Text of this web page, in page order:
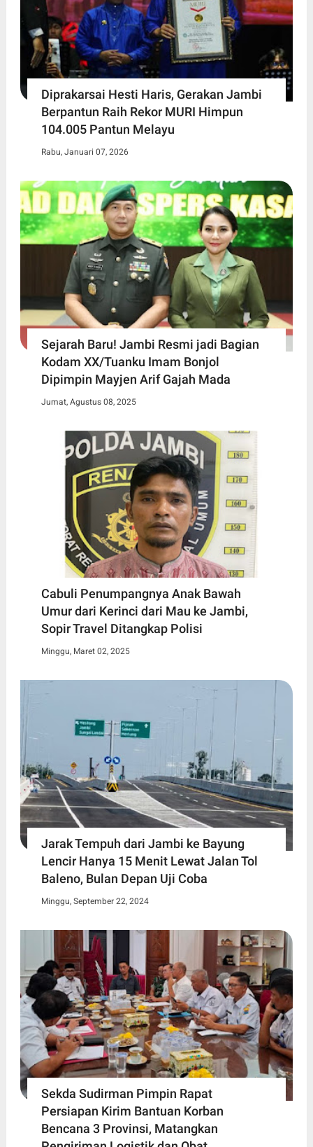
Diprakarsai Hesti Haris, Gerakan Jambi
Berpantun Raih Rekor MURI Himpun
104.005 Pantun Melayu
Rabu, Januari 07, 2026
Sejarah Baru! Jambi Resmi jadi Bagian
Kodam XX/Tuanku Imam Bonjol
Dipimpin Mayjen Arif Gajah Mada
Jumat, Agustus 08, 2025
Cabuli Penumpangnya Anak Bawah
Umur dari Kerinci dari Mau ke Jambi,
Sopir Travel Ditangkap Polisi
Minggu, Maret 02, 2025
Jarak Tempuh dari Jambi ke Bayung
Lencir Hanya 15 Menit Lewat Jalan Tol
Baleno, Bulan Depan Uji Coba
Minggu, September 22, 2024
Sekda Sudirman Pimpin Rapat
Persiapan Kirim Bantuan Korban
Bencana 3 Provinsi, Matangkan